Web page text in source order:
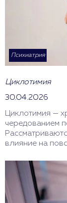
Психиатрия
Циклотимия
30.04.2026
Циклотимия —
чередованием
влияние на